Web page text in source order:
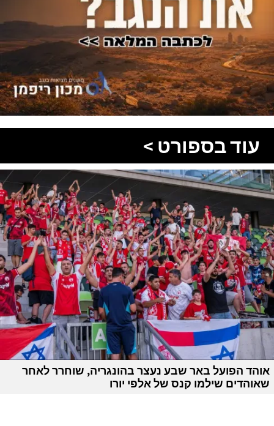
עוד בספורט >
אוהד הפועל באר שבע נעצר בהונגריה, שוחרר לאחר
שאוהדים שילמו קנס של אלפי יורו